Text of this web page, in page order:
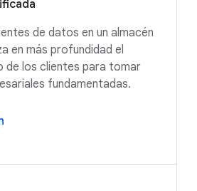
de datos en un almacén
en más profundidad el
de los clientes para tomar
fundamentadas.